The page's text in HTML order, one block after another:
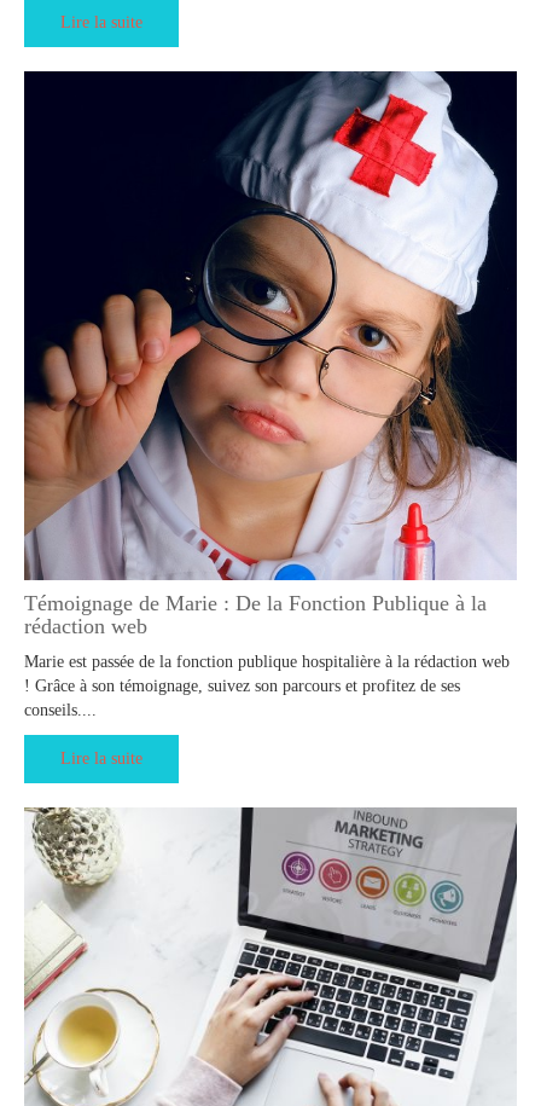
Lire la suite
Témoignage de Marie : De la Fonction Publique à la
rédaction web
Marie est passée de la fonction publique hospitalière à la rédaction web
! Grâce à son témoignage, suivez son parcours et profitez de ses
conseils....
Lire la suite